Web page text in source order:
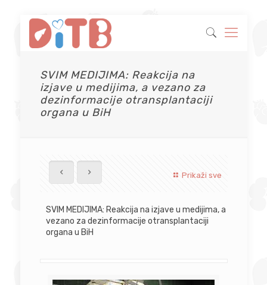
SVIM MEDIJIMA: Reakcija na
izjave u medijima, a vezano za
dezinformacije otransplantaciji
organa u BiH
Prikaži sve
SVIM MEDIJIMA: Reakcija na izjave u medijima, a
vezano za dezinformacije otransplantaciji
organa u BiH